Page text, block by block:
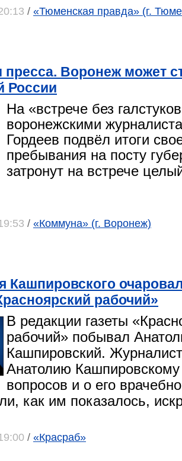
/ «Тюменская правда» (г.
пресса. Воронеж может
России
На «встрече без
воронежскими
Гордеев подвёл итоги
пребывания на посту
затронут на встрече
/ «Коммуна» (г. Воронеж)
Кашпировского
рабочий»
В редакции газеты
рабочий» побывал
Кашпировский.
Анатолию Кашпировскому
вопросов и о его
как им показалось,
/ «Красраб»